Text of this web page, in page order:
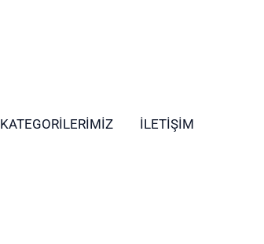
KATEGORILERIMIZ İLETIŞIM